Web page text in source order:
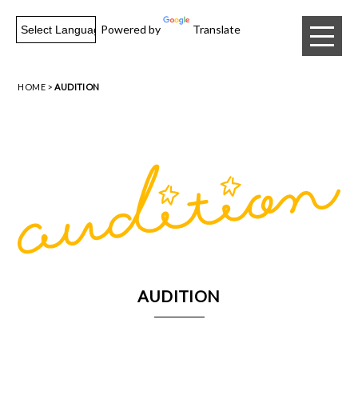
Powered by Translate
HOME AUDITION
AUDITION